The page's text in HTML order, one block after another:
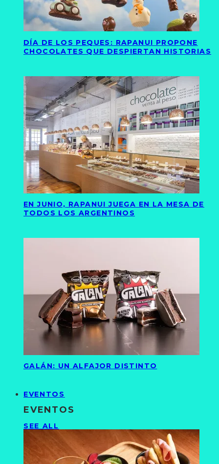
DÍA DE LOS PEQUES: RAPANUI PROPONE
CHOCOLATES QUE DESPIERTAN HISTORIAS
EN JUNIO, RAPANUI JUEGA EN LA MESA DE
TODOS LOS ARGENTINOS
GALÁN: UN ALFAJOR DISTINTO
EVENTOS
EVENTOS
SEE ALL